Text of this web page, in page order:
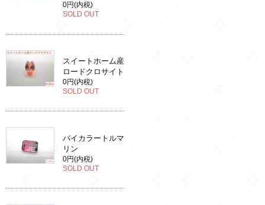
0円(内税)
SOLD OUT
スイートホーム産
ロードクロサイト
0円(内税)
SOLD OUT
バイカラートルマ
リン
0円(内税)
SOLD OUT